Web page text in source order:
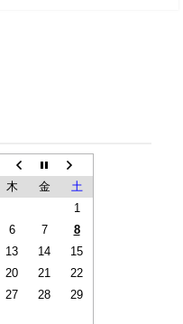
木 金
土
1
6 7
8
13 14
15
20 21
22
27 28
29